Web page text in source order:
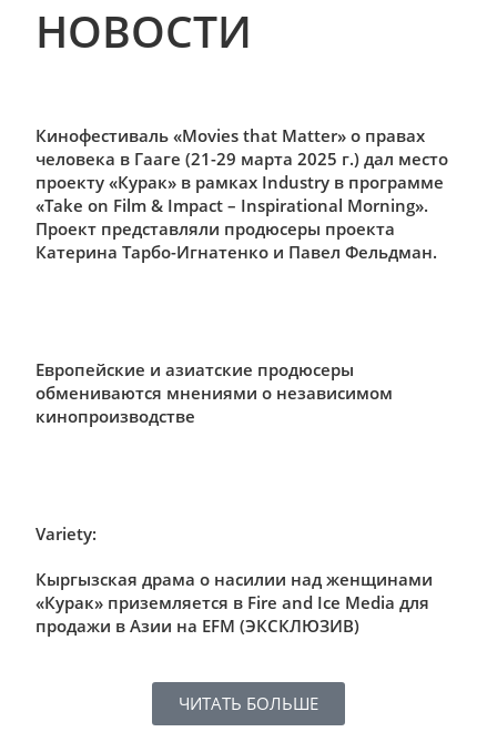
НОВОСТИ
Кинофестиваль «Movies that Matter» о правах
человека в Гааге (21-29 марта 2025 г.) дал место
проекту «Курак» в рамках Industry в программе
«Take on Film & Impact – Inspirational Morning».
Проект представляли продюсеры проекта
Катерина Тарбо-Игнатенко и Павел Фельдман.
Европейские и азиатские продюсеры
обмениваются мнениями о независимом
кинопроизводстве
Variety:
Кыргызская драма о насилии над женщинами
«Курак» приземляется в Fire and Ice Media для
продажи в Азии на EFM (ЭКСКЛЮЗИВ)
ЧИТАТЬ БОЛЬШЕ